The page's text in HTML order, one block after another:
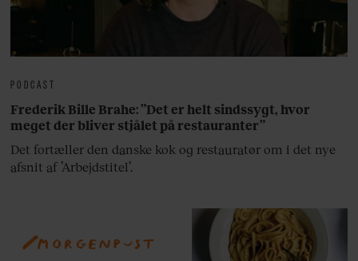
PODCAST
Frederik Bille Brahe: ”Det er helt sindssygt, hvor
meget der bliver stjålet på restauranter”
Det fortæller den danske kok og restauratør om i det nye
afsnit af ’Arbejdstitel’.